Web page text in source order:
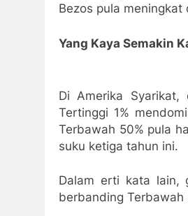
Bezos pula
Yang Kaya Semakin
Di Amerika Syarikat,
Tertinggi 1%
Terbawah 50% pula
suku ketiga tahun ini.
Dalam erti kata lain,
berbanding Terbawah